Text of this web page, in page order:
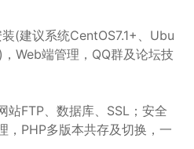
(建议系统CentOS7.1+、Ubu
Web端管理，QQ群及论坛技
FTP、数据库、SSL；安全
，PHP多版本共存及切换，一